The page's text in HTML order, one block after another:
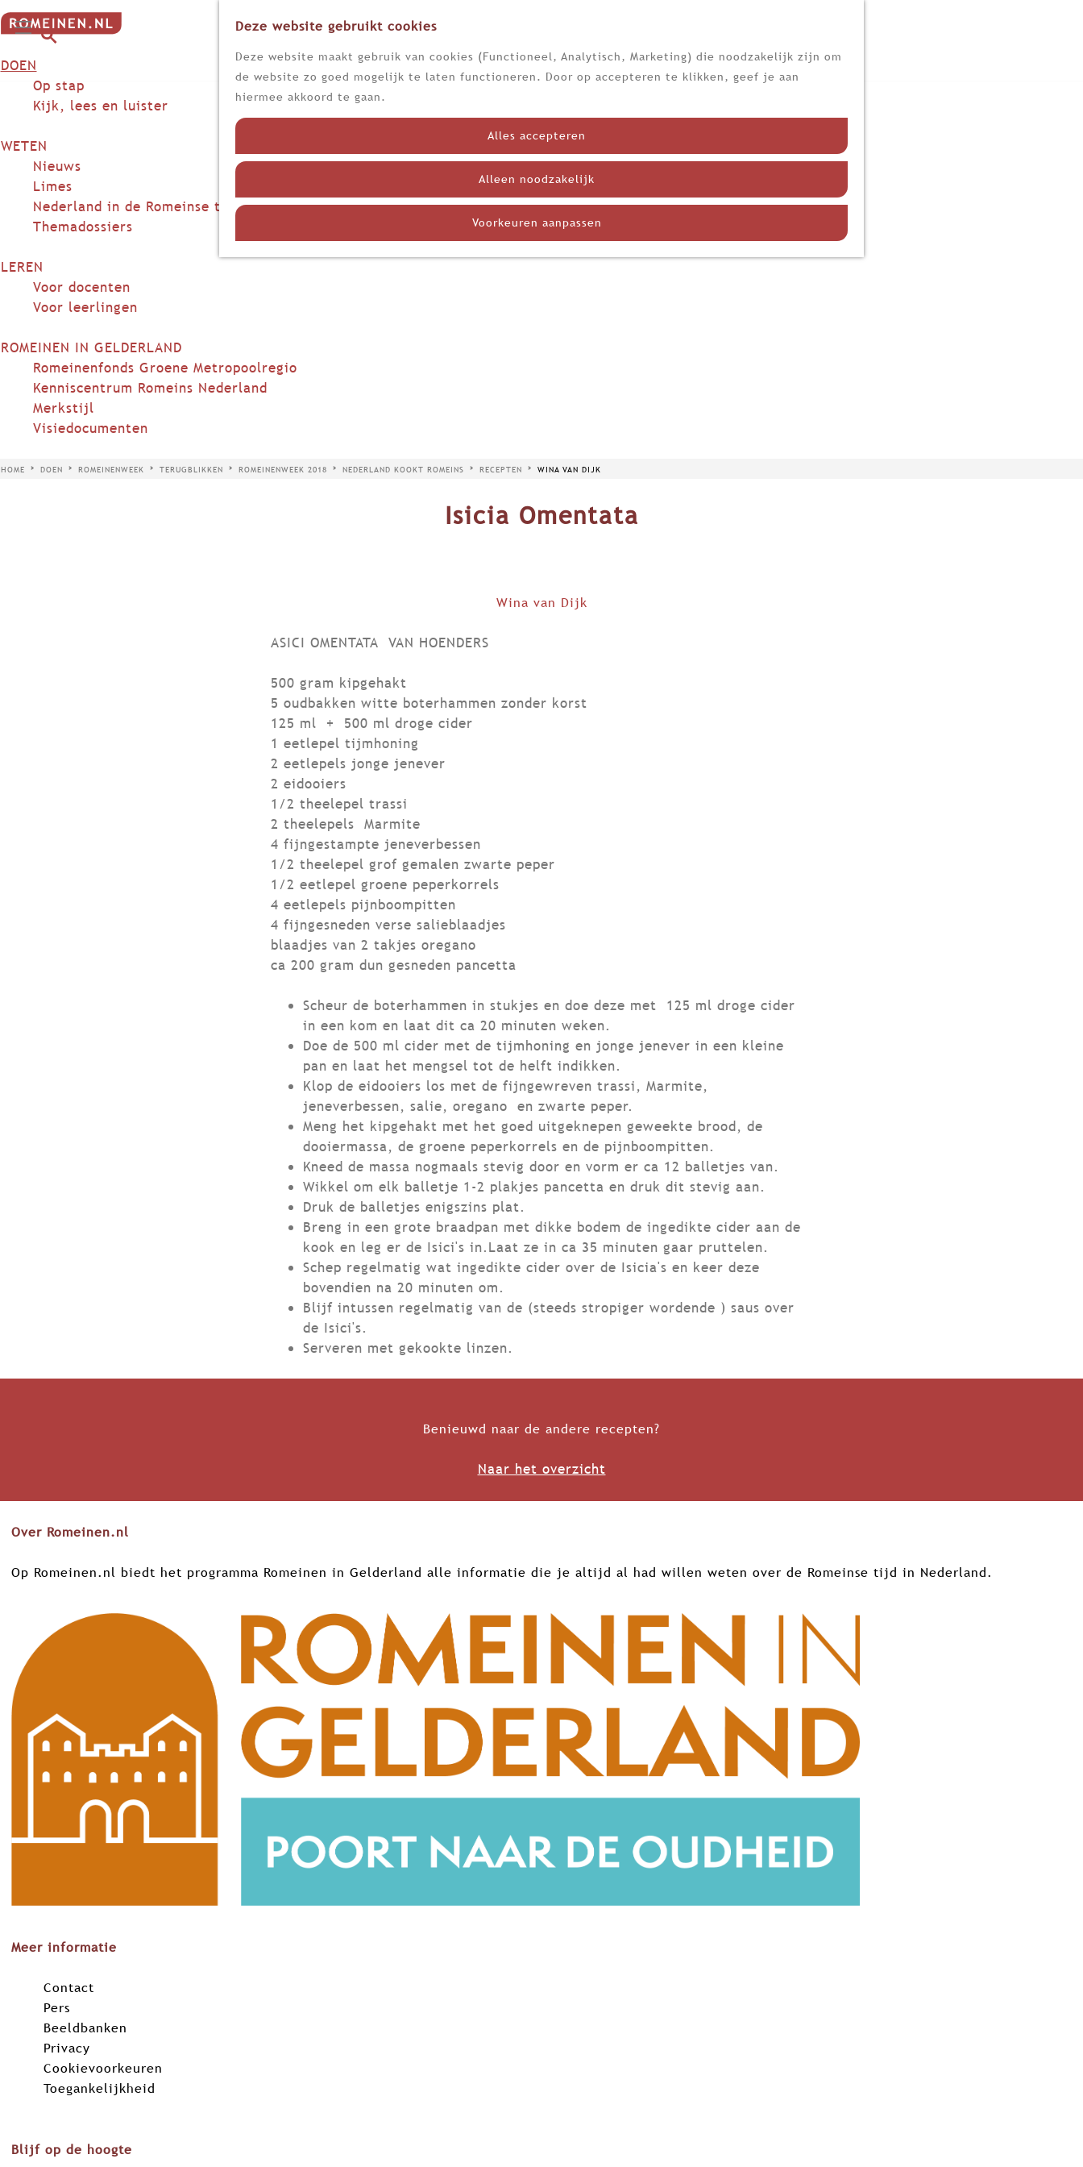
Deze website gebruikt cookies
Deze website maakt gebruik van cookies (Functioneel, Analytisch, Marketing) die noodzakelijk zijn om
de website zo goed mogelijk te laten functioneren. Door op accepteren te klikken, geef je aan
hiermee akkoord te gaan.
Alles accepteren
Alleen noodzakelijk
Voorkeuren aanpassen
G
n
d
p
e
e
k
DOEN
Op stap
Kijk, lees en luister
WETEN
Nieuws
Limes
Nederland in de Romeinse tijd
Themadossiers
LEREN
Voor docenten
Voor leerlingen
ROMEINEN IN GELDERLAND
Romeinenfonds Groene Metropoolregio
Kenniscentrum Romeins Nederland
Merkstijl
Visiedocumenten
HOME DOEN ROMEINENWEEK TERUGBLIKKEN ROMEINENWEEK 2018 NEDERLAND KOOKT ROMEINS RECEPTEN WINA VAN DIJK
Isicia Omentata
Wina van Dijk
ASICI OMENTATA VAN HOENDERS
500 gram kipgehakt
5 oudbakken witte boterhammen zonder korst
125 ml + 500 ml droge cider
1 eetlepel tijmhoning
2 eetlepels jonge jenever
2 eidooiers
1/2 theelepel trassi
2 theelepels Marmite
4 fijngestampte jeneverbessen
1/2 theelepel grof gemalen zwarte peper
1/2 eetlepel groene peperkorrels
4 eetlepels pijnboompitten
4 fijngesneden verse salieblaadjes
blaadjes van 2 takjes oregano
ca 200 gram dun gesneden pancetta
Scheur de boterhammen in stukjes en doe deze met 125 ml droge cider
in een kom en laat dit ca 20 minuten weken.
Doe de 500 ml cider met de tijmhoning en jonge jenever in een kleine
pan en laat het mengsel tot de helft indikken.
Klop de eidooiers los met de fijngewreven trassi, Marmite,
jeneverbessen, salie, oregano en zwarte peper.
Meng het kipgehakt met het goed uitgeknepen geweekte brood, de
dooiermassa, de groene peperkorrels en de pijnboompitten.
Kneed de massa nogmaals stevig door en vorm er ca 12 balletjes van.
Wikkel om elk balletje 1-2 plakjes pancetta en druk dit stevig aan.
Druk de balletjes enigszins plat.
Breng in een grote braadpan met dikke bodem de ingedikte cider aan de
kook en leg er de Isici's in.Laat ze in ca 35 minuten gaar pruttelen.
Schep regelmatig wat ingedikte cider over de Isicia's en keer deze
bovendien na 20 minuten om.
Blijf intussen regelmatig van de (steeds stropiger wordende ) saus over
de Isici's.
Serveren met gekookte linzen.
Benieuwd naar de andere recepten?
Naar het overzicht
Over Romeinen.nl
Op Romeinen.nl biedt het programma Romeinen in Gelderland alle informatie die je altijd al had willen weten over de Romeinse tijd in Nederland.
Meer informatie
Contact
Pers
Beeldbanken
Privacy
Cookievoorkeuren
Toegankelijkheid
Blijf op de hoogte